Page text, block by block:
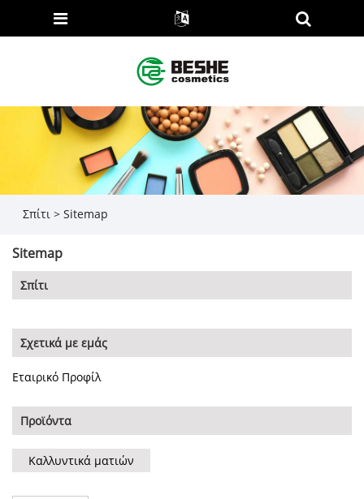
Σπίτι > Sitemap
Sitemap
Σπίτι
Σχετικά με εμάς
Εταιρικό Προφίλ
Προϊόντα
Καλλυντικά ματιών